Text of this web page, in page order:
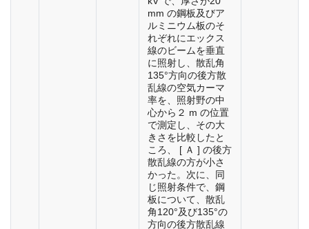
mm の鋼板及びア
ルミニウム板のそ
れぞれにエックス
線のビームを垂直
に照射し、散乱角
135°方向の後方散
乱線の空気カーマ
率を、照射野の中
心から２ m の位置
で測定し、その大
きさを比較したと
ころ、 [ Ａ ] の後方
散乱線の方が小さ
かった。次に、同
じ照射条件で、鋼
板について、散乱
角120°及び135°の
方向の後方散乱線